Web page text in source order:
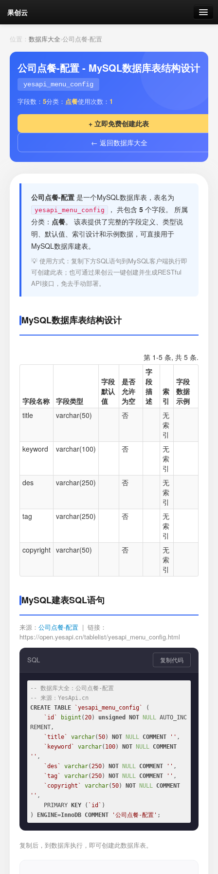
果创云
数据表单
API接口
云存储
我的
套餐 加流量
接口测试
位置： 数据库大全›公司点餐-配置
公司点餐-配置 - MySQL数据库表结构设计
yesapi_menu_config
字段数： 5分类： 点餐使用次数： 1
+ 立即免费创建此表
← 返回数据库大全
公司点餐-配置 是一个MySQL数据库表，表名为
yesapi_menu_config ， 共包含 5 个字段。 所属
分类： 点餐。 该表提供了完整的字段定义、类型说
明、默认值、索引设计和示例数据，可直接用于
MySQL数据库建表。
💡 使用方式：复制下方SQL语句到MySQL客户端执行即
可创建此表；也可通过果创云一键创建并生成RESTful
API接口，免去手动部署。
MySQL数据库表结构设计
第 1-5 条, 共 5 条.
字段名称 字段类型
字段
默认
值
是否
允许
为空
字
段
描
述
索
引
字段
数据
示例
title
varchar(50) 否
无
索
引
keyword
varchar(100) 否
无
索
引
des
varchar(250) 否
无
索
引
tag
varchar(250) 否
无
索
引
copyright varchar(50) 否
无
索
引
MySQL建表SQL语句
来源： 公司点餐-配置 | 链接：
https://open.yesapi.cn/tablelist/yesapi_menu_config.html
SQL 复制代码
-- 数据库大全：公司点餐-配置
-- 来源：YesApi.cn
CREATE TABLE `yesapi_menu_config`
(
`id`
bigint (20) unsigned NOT NULL AUTO_INC
REMENT,
`title`
varchar(50) NOT NULL COMMENT '' ,
`keyword`
varchar( 100) NOT NULL COMMENT
'' ,
`des`
varchar(250) NOT NULL COMMENT '' ,
`tag`
varchar(250) NOT NULL COMMENT '' ,
`copyright`
varchar(50) NOT NULL COMMENT
'' ,
    PRIMARY
KEY ( `id` )
)
ENGINE=InnoDB COMMENT '公司点餐-配置' ;
复制后，到数据库执行，即可创建此数据库表。